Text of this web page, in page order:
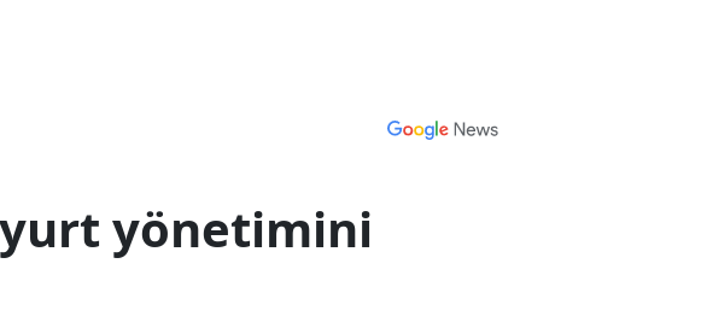
yurt yönetimini